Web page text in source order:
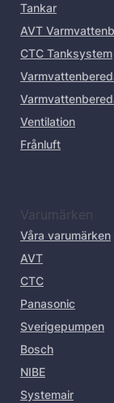
Tankar
AVT
CTC Tanksystem
Ventilation
Frånluft
Varumärken
Våra varumärken
AVT
CTC
Panasonic
Sverigepumpen
Bosch
NIBE
Systemair